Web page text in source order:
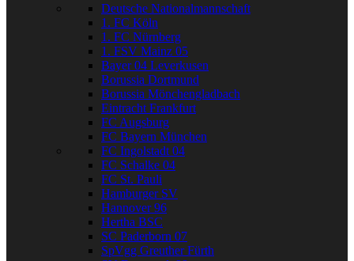
Deutsche Nationalmannschaft
1. FC Köln
1. FC Nürnberg
1. FSV Mainz 05
Bayer 04 Leverkusen
Borussia Dortmund
Borussia Mönchengladbach
Eintracht Frankfurt
FC Augsburg
FC Bayern München
FC Ingolstadt 04
FC Schalke 04
FC St. Pauli
Hamburger SV
Hannover 96
Hertha BSC
SC Paderborn 07
SpVgg Greuther Fürth